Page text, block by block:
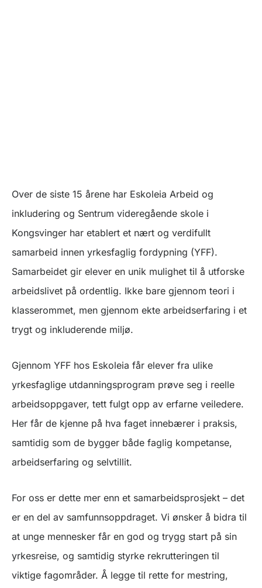
Over de siste 15 årene har Eskoleia Arbeid og
inkludering og Sentrum videregående skole i
Kongsvinger har etablert et nært og verdifullt
samarbeid innen yrkesfaglig fordypning (YFF).
Samarbeidet gir elever en unik mulighet til å utforske
arbeidslivet på ordentlig. Ikke bare gjennom teori i
klasserommet, men gjennom ekte arbeidserfaring i et
trygt og inkluderende miljø.
Gjennom YFF hos Eskoleia får elever fra ulike
yrkesfaglige utdanningsprogram prøve seg i reelle
arbeidsoppgaver, tett fulgt opp av erfarne veiledere.
Her får de kjenne på hva faget innebærer i praksis,
samtidig som de bygger både faglig kompetanse,
arbeidserfaring og selvtillit.
For oss er dette mer enn et samarbeidsprosjekt – det
er en del av samfunnsoppdraget. Vi ønsker å bidra til
at unge mennesker får en god og trygg start på sin
yrkesreise, og samtidig styrke rekrutteringen til
viktige fagområder. Å legge til rette for mestring,